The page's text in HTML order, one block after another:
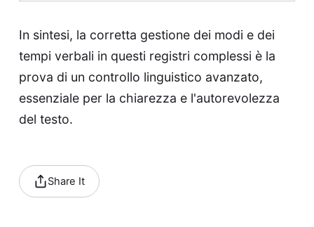
In sintesi, la corretta gestione dei modi e dei
tempi verbali in questi registri complessi è la
prova di un controllo linguistico avanzato,
essenziale per la chiarezza e l'autorevolezza
del testo.
Share It